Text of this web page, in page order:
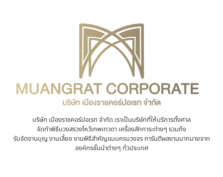
บริษัท เมืองราชคอร์ปอเรท จำกัด เราเป็นบริษัทที่ให้บริการตั้งศาล
จัดทำพิธีบวงสรวงไหว้เทพเทวดา เครื่องสักการะต่างๆ รวมถึง
รับจัดงานบุญ งานเลี้ยง งานพิธีสำคัญแบบครบวงจร การันตีผลงานมากมายจาก
องค์กรชั้นนำต่างๆ ทั่วประเทศ